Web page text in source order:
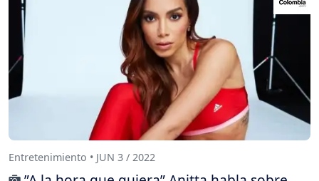
Entretenimiento • JUN 3 / 2022